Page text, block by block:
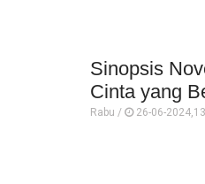
Sinopsis
Cinta yang
Rabu / 26-06-